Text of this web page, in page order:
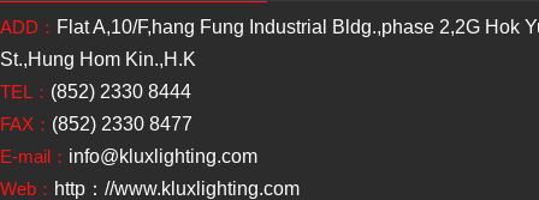
ADD： Flat A,10/F,hang Fung Industrial Bldg.,phase 2,2G Hok
St.,Hung Hom Kin.,H.K
TEL： (852) 2330 8444
FAX： (852) 2330 8477
E-mail： info@kluxlighting.com
Web： http：//www.kluxlighting.com